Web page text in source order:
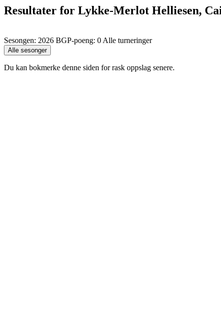
Resultater for Lykke-Merlot Helliesen,
Sesongen: 2026 BGP-poeng: 0 Alle turneringer
Du kan bokmerke denne siden for rask oppslag senere.